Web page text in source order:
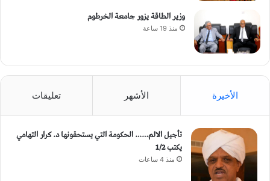
وزير الطاقة يزور جامعة الخرطوم
منذ 19 ساعة
الأخيرة الأشهر تعليقات
تأجيل الالم…… الحكومة التي يستحقونها د. كرار التهامي
يكتب 1/2
منذ 4 ساعات